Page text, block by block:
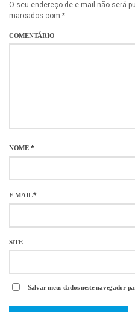
O seu endereço de e-mail não será
marcados com *
COMENTÁRIO
NOME *
E-MAIL*
SITE
Salvar meus dados neste navegador